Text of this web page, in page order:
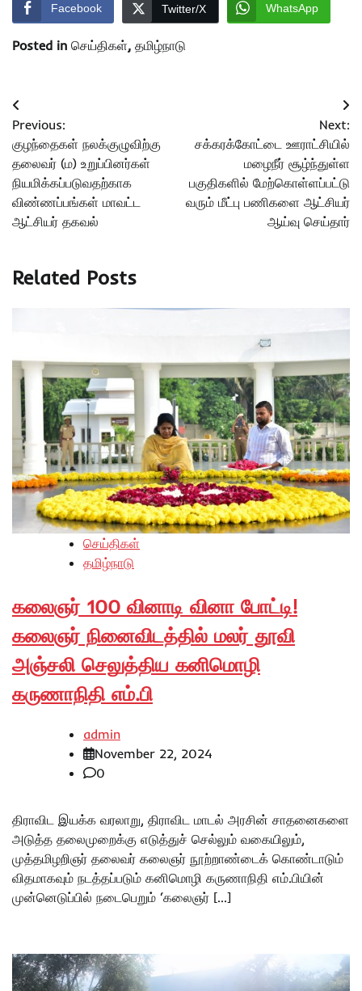
Facebook Twitter/X WhatsApp
Posted in செய்திகள், தமிழ்நாடு
Post
navigation
Previous:
குழந்தைகள் நலக்குழுவிற்கு
தலைவர் (ம) உறுப்பினர்கள்
நியமிக்கப்படுவதற்காக
விண்ணப்பங்கள் மாவட்ட
ஆட்சியர் தகவல்
Next:
சக்கரக்கோட்டை ஊராட்சியில்
மழைநீர் சூழ்ந்துள்ள
பகுதிகளில் மேற்கொள்ளப்பட்டு
வரும் மீட்பு பணிகளை ஆட்சியர்
ஆய்வு செய்தார்
Related Posts
செய்திகள்
தமிழ்நாடு
கலைஞர் 100 வினாடி வினா போட்டி!
கலைஞர் நினைவிடத்தில் மலர் தூவி
அஞ்சலி செலுத்திய கனிமொழி
கருணாநிதி எம்.பி
admin
November 22, 2024
0
திராவிட இயக்க வரலாறு, திராவிட மாடல் அரசின் சாதனைகளை
அடுத்த தலைமுறைக்கு எடுத்துச் செல்லும் வகையிலும்,
முத்தமிழறிஞர் தலைவர் கலைஞர் நூற்றாண்டைக் கொண்டாடும்
விதமாகவும் நடத்தப்படும் கனிமொழி கருணாநிதி எம்.பியின்
முன்னெடுப்பில் நடைபெறும் ‘கலைஞர் […]